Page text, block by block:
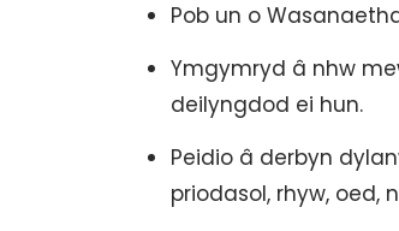
Pob un o
Ymgymryd â nhw
deilyngdod ei hun.
Peidio â derbyn
priodasol, rhyw, oed,